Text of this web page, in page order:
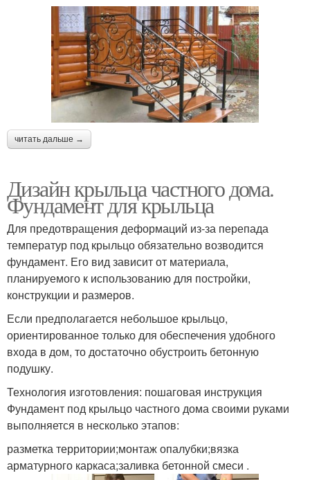
читать дальше →
Дизайн крыльца частного дома.
Фундамент для крыльца
Для предотвращения деформаций из-за перепада
температур под крыльцо обязательно возводится
фундамент. Его вид зависит от материала,
планируемого к использованию для постройки,
конструкции и размеров.
Если предполагается небольшое крыльцо,
ориентированное только для обеспечения удобного
входа в дом, то достаточно обустроить бетонную
подушку.
Технология изготовления: пошаговая инструкция
Фундамент под крыльцо частного дома своими руками
выполняется в несколько этапов:
разметка территории;монтаж опалубки;вязка
арматурного каркаса;заливка бетонной смеси .